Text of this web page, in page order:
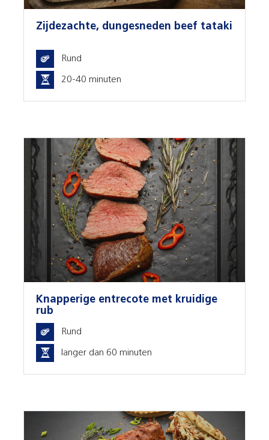
Zijdezachte, dungesneden beef tataki
Rund
20-40 minuten
Knapperige entrecote met kruidige
rub
Rund
langer dan 60 minuten